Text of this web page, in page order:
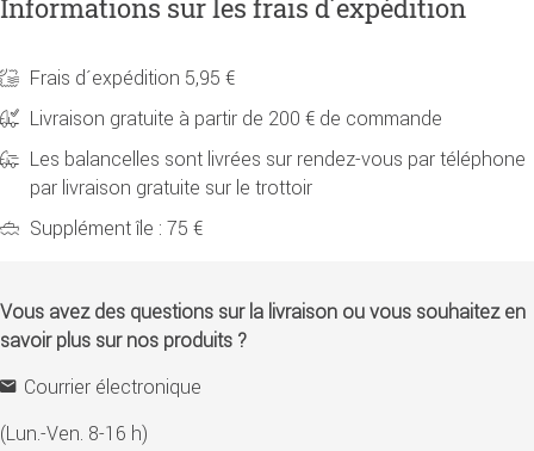
Informations sur les frais d´expédition
Frais d´expédition 5,95 €
Livraison gratuite à partir de 200 € de commande
Les balancelles sont livrées sur rendez-vous par téléphone
par livraison gratuite sur le trottoir
Supplément île : 75 €
Vous avez des questions sur la livraison ou vous souhaitez en
savoir plus sur nos produits ?
Courrier électronique
(Lun.-Ven. 8-16 h)